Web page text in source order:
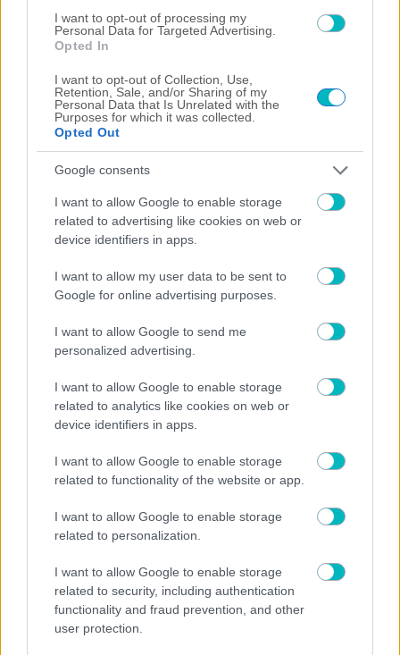
I want to opt-out of processing my
Personal Data for Targeted Advertising.
Opted In
I want to opt-out of Collection, Use,
Retention, Sale, and/or Sharing of my
Personal Data that Is Unrelated with the
Purposes for which it was collected.
Opted Out
Google consents
I want to allow Google to enable storage
related to advertising like cookies on web or
device identifiers in apps.
I want to allow my user data to be sent to
Google for online advertising purposes.
I want to allow Google to send me
personalized advertising.
I want to allow Google to enable storage
related to analytics like cookies on web or
device identifiers in apps.
I want to allow Google to enable storage
related to functionality of the website or app.
I want to allow Google to enable storage
related to personalization.
I want to allow Google to enable storage
related to security, including authentication
functionality and fraud prevention, and other
user protection.
Άμεση απάντηση της ΤΣΣΚΑ 1948 ισοφάρισε 1-1
(VIDEO)
ΔΙΕΘΝΗ
×
Play Video
Now Playing
Play
Video
Exploring Historical Accuracy in Miniature Wargaming: From Ancient Empires to Modern Warfare
Watch on
Exploring Historical Accuracy in Miniature
Wargaming: From Ancient Empires to
Modern Warfare